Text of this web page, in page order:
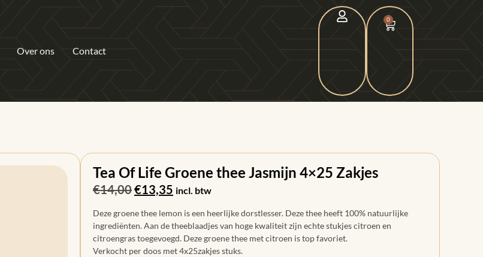
Over ons Contact
0
Tea Of Life Groene thee Jasmijn 4×25 Zakjes
€14,00€13,35 incl. btw
Deze groene thee lemon is een heerlijke dorstlesser. Deze thee heeft 100% natuurlijke
ingrediënten. Aan de theeblaadjes van hoge kwaliteit zijn echte stukjes citroen en
citroengras toegevoegd. Deze groene thee met citroen is top favoriet.
Verkocht per doos met 4x25zakjes stuks.